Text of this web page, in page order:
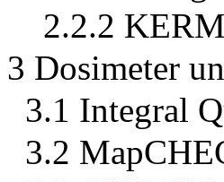
2.2.2
3 Dosimeter
3.1 Integral
3.2